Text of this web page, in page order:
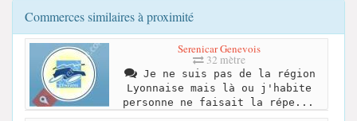
Commerces similaires à proximité
Serenicar Genevois
32 mètre
Je ne suis pas de la région
Lyonnaise mais là ou j'habite
personne ne faisait la répe...